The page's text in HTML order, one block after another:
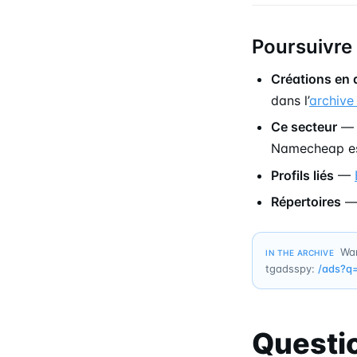
Créations en
dans l’archive
Ce secteur —
Namecheap
Profils liés —
Répertoires
IN THE ARCHIVE
tgadsspy: /